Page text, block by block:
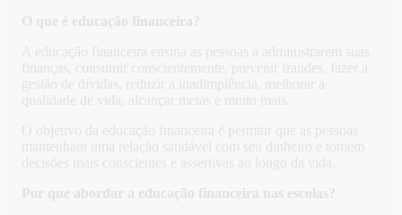
O que é educação financeira?
A educação financeira ensina as pessoas a administrarem suas
finanças, consumir conscientemente, prevenir fraudes, fazer a
gestão de dívidas, reduzir a inadimplência, melhorar a
qualidade de vida, alcançar metas e muito mais.
O objetivo da educação financeira é permitir que as pessoas
mantenham uma relação saudável com seu dinheiro e tomem
decisões mais conscientes e assertivas ao longo da vida.
Por que abordar a educação financeira nas escolas?